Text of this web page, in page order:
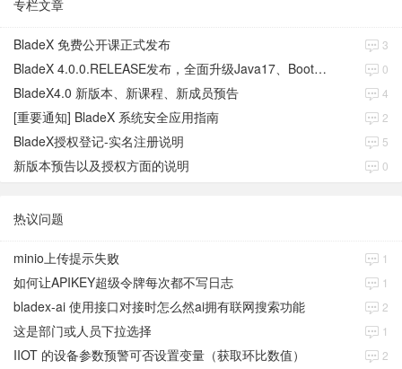
专栏文章
BladeX 免费公开课正式发布 3
BladeX 4.0.0.RELEASE发布，全面升级Java17、Boot3、Cloud2023 0
BladeX4.0 新版本、新课程、新成员预告 4
[重要通知] BladeX 系统安全应用指南 2
BladeX授权登记-实名注册说明 5
新版本预告以及授权方面的说明 0
热议问题
minio上传提示失败 1
如何让APIKEY超级令牌每次都不写日志 1
bladex-ai 使用接口对接时怎么然ai拥有联网搜索功能 2
这是部门或人员下拉选择 1
IIOT 的设备参数预警可否设置变量（获取环比数值） 2